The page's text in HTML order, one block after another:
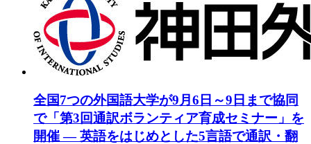
全国7つの外国語大学が9月6日～9日まで協同
で「第3回通訳ボランティア育成セミナー」を
開催 — 英語をはじめとした5言語で通訳・翻